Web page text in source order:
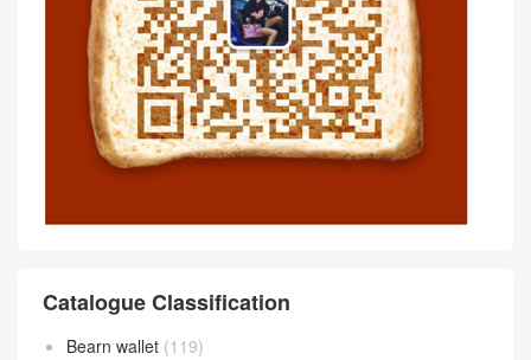
Catalogue Classification
Bearn wallet (119)